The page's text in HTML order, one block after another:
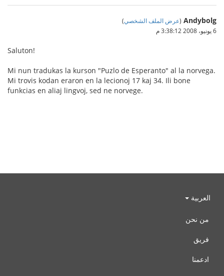
Andybolg
(عرض الملف الشخصي)
6 يونيو، 2008 3:38:12 م
Saluton!
Mi nun tradukas la kurson "Puzlo de Esperanto" al la norvega.
Mi trovis kodan eraron en la lecionoj 17 kaj 34. Ili bone
funkcias en aliaj lingvoj, sed ne norvege.
العربية
من نحن
فريق
ادعمنا